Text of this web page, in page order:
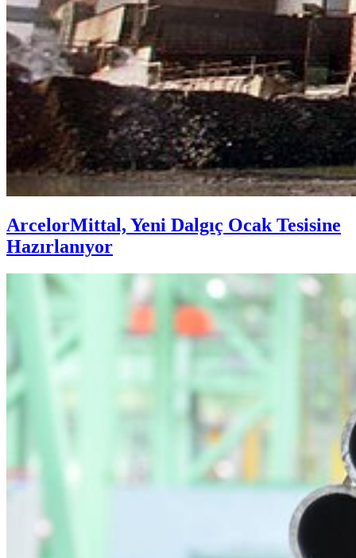
ArcelorMittal, Yeni Dalgıç Ocak Tesisine
Hazırlanıyor